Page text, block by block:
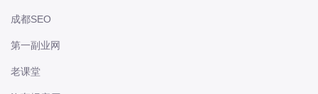
长安-凯程
成都SEO
第一副业网
老课堂